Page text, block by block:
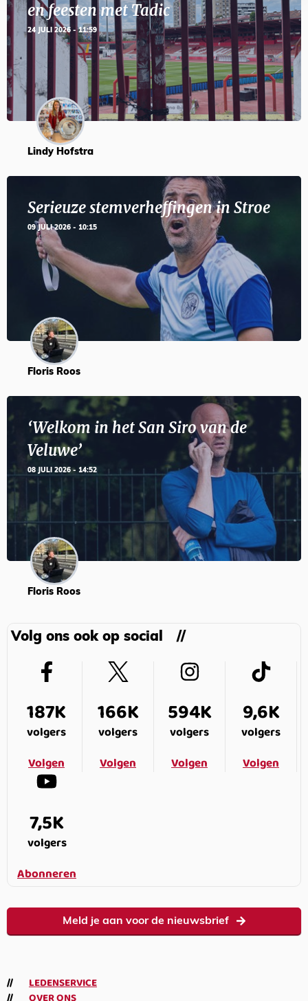
en feesten met Tadic
24 JULI 2026 - 11:59
Lindy Hofstra
Serieuze stemverheffingen in Stroe
09 JULI 2026 - 10:15
Floris Roos
‘Welkom in het San Siro van de
Veluwe’
08 JULI 2026 - 14:52
Floris Roos
Volg ons ook op social
187K
volgers
Volgen
166K
volgers
Volgen
594K
volgers
Volgen
9,6K
volgers
Volgen
7,5K
volgers
Abonneren
Meld je aan voor de nieuwsbrief
LEDENSERVICE